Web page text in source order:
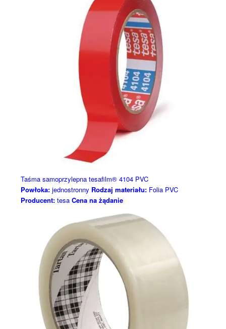
Taśma samoprzylepna tesafilm® 4104 PVC
Powłoka:jednostronny Rodzaj materiału:Folia PVC
Producent:tesa Cena na żądanie